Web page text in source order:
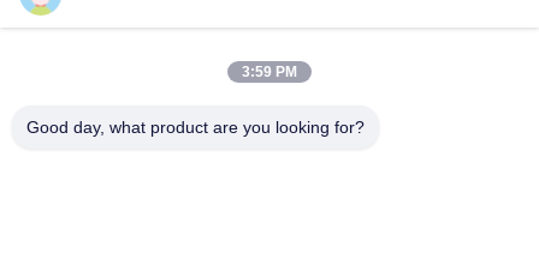
3:59 PM
Good day, what product are you looking for?